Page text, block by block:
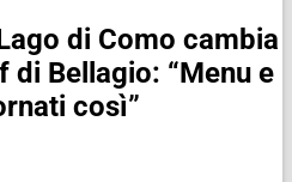
di Como cambia
Bellagio: “Menu e
così”